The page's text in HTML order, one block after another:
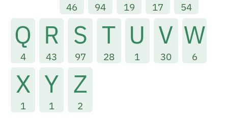
46 94 19 17 54
Q
4
R
43
S
97
T
28
U
1
V
30
W
6
X
1
Y
1
Z
2